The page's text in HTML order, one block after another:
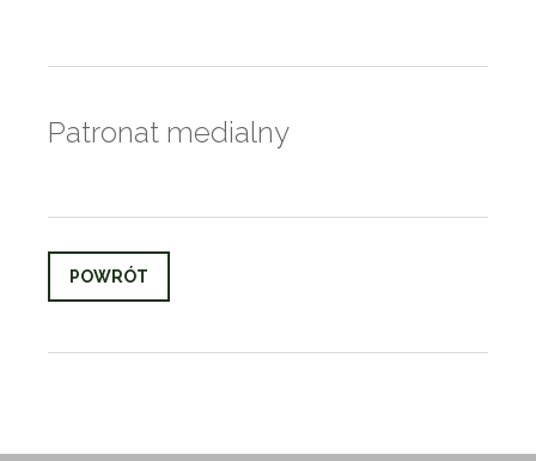
Patronat medialny
POWRÓT